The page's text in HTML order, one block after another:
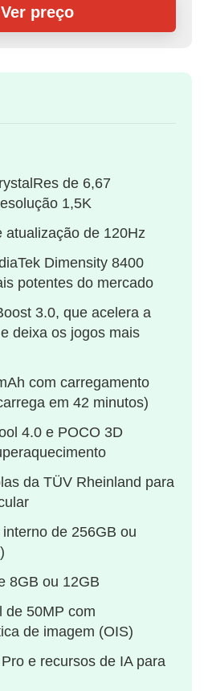
Ver preço
de 6,67
1,5K
atualização de 120Hz
Dimensity 8400
potentes do mercado
3.0, que acelera a
deixa os jogos mais
com carregamento
em 42 minutos)
4.0 e POCO 3D
da TÜV Rheinland para
de 256GB ou
8GB ou 12GB
de 50MP com
de imagem (OIS)
e recursos de IA para